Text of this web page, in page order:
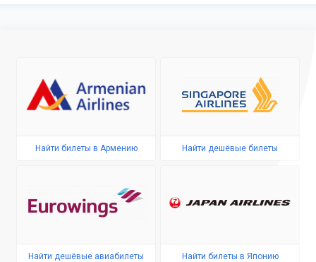
Найти билеты в Армению Найти дешёвые билеты
Найти дешёвые авиабилеты Найти билеты в Японию